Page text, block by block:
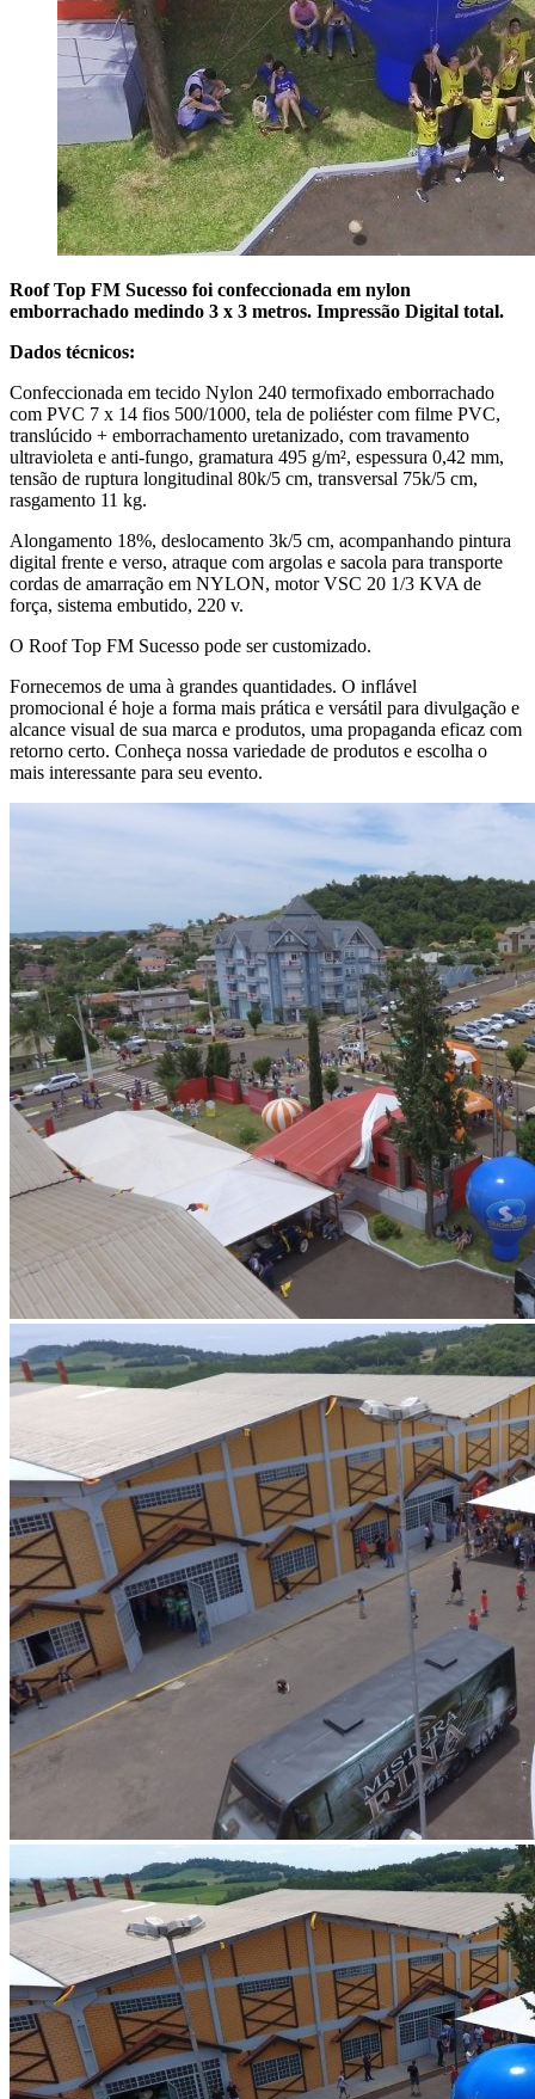
Roof Top FM Sucesso foi confeccionada em nylon
emborrachado medindo 3 x 3 metros. Impressão Digital total.
Dados técnicos:
Confeccionada em tecido Nylon 240 termofixado emborrachado
com PVC 7 x 14 fios 500/1000, tela de poliéster com filme PVC,
translúcido + emborrachamento uretanizado, com travamento
ultravioleta e anti-fungo, gramatura 495 g/m², espessura 0,42 mm,
tensão de ruptura longitudinal 80k/5 cm, transversal 75k/5 cm,
rasgamento 11 kg.
Alongamento 18%, deslocamento 3k/5 cm, acompanhando pintura
digital frente e verso, atraque com argolas e sacola para transporte
cordas de amarração em NYLON, motor VSC 20 1/3 KVA de
força, sistema embutido, 220 v.
O Roof Top FM Sucesso pode ser customizado.
Fornecemos de uma à grandes quantidades. O inflável
promocional é hoje a forma mais prática e versátil para divulgação e
alcance visual de sua marca e produtos, uma propaganda eficaz com
retorno certo. Conheça nossa variedade de produtos e escolha o
mais interessante para seu evento.